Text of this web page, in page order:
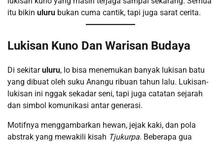
itu bikin uluru bukan cuma cantik, tapi juga sarat cerita.
Lukisan Kuno Dan Warisan Budaya
Di sekitaruluru, lo bisa menemukan banyak lukisan batu
yang dibuat oleh suku Anangu ribuan tahun lalu. Lukisan-
lukisan ini nggak sekadar seni, tapi juga catatan sejarah
dan simbol komunikasi antar generasi.
Motifnya menggambarkan hewan, jejak kaki, dan pola
abstrak yang mewakili kisah Tjukurpa. Beberapa gua